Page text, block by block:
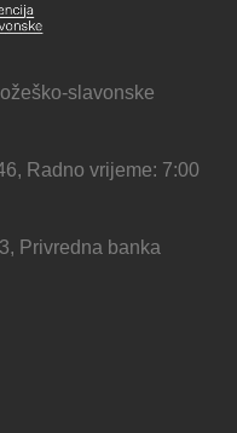
slavonske
Radno vrijeme: 7:00
Privredna banka